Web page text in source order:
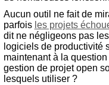
Aucun outil ne fait de
parfois les projets
dit ne négligeons pas
logiciels de productivité
maintenant à la
gestion de projet open
lesquels utiliser ?